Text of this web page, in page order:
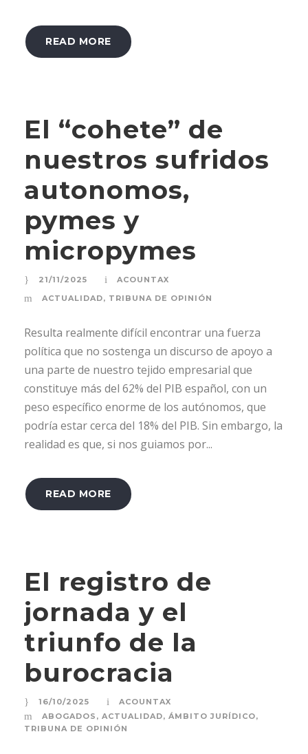
READ MORE
El “cohete” de
nuestros sufridos
autonomos,
pymes y
micropymes
21/11/2025
ACOUNTAX
ACTUALIDAD, TRIBUNA DE OPINIÓN
Resulta realmente difícil encontrar una fuerza
política que no sostenga un discurso de apoyo a
una parte de nuestro tejido empresarial que
constituye más del 62% del PIB español, con un
peso específico enorme de los autónomos, que
podría estar cerca del 18% del PIB. Sin embargo, la
realidad es que, si nos guiamos por...
READ MORE
El registro de
jornada y el
triunfo de la
burocracia
16/10/2025
ACOUNTAX
ABOGADOS , ACTUALIDAD, ÁMBITO JURÍDICO,
TRIBUNA DE OPINIÓN